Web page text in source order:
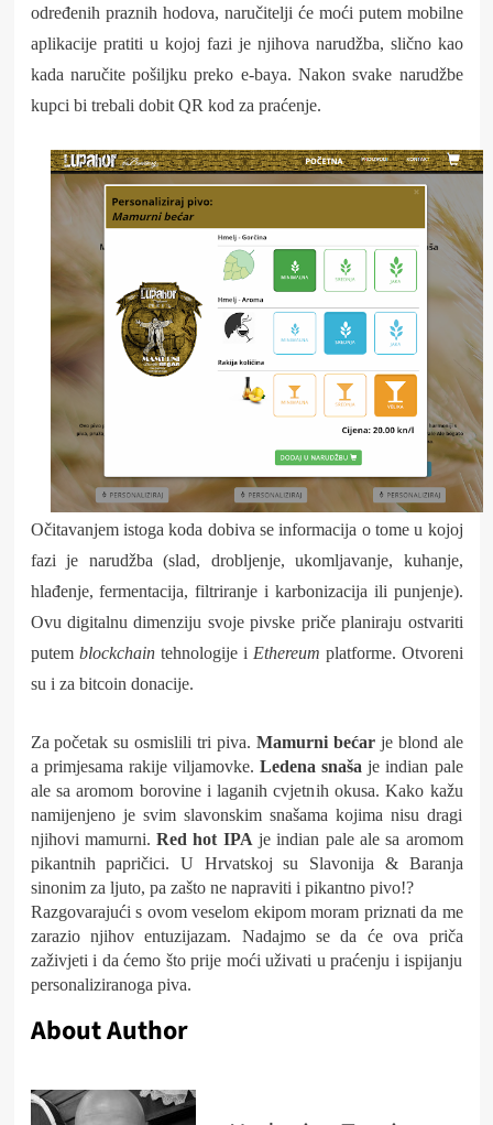
određenih praznih hodova, naručitelji će moći putem mobilne
aplikacije pratiti u kojoj fazi je njihova narudžba, slično kao
kada naručite pošiljku preko e-baya. Nakon svake narudžbe
kupci bi trebali dobit QR kod za praćenje.
Očitavanjem istoga koda dobiva se informacija o tome u kojoj
fazi je narudžba (slad, drobljenje, ukomljavanje, kuhanje,
hlađenje, fermentacija, filtriranje i karbonizacija ili punjenje).
Ovu digitalnu dimenziju svoje pivske priče planiraju ostvariti
putem blockchaintehnologije i Ethereum platforme. Otvoreni
su i za bitcoin donacije.
Za početak su osmislili tri piva. Mamurni bećarje blond ale
a primjesama rakije viljamovke. Ledena snaša je indian pale
ale sa aromom borovine i laganih cvjetnih okusa. Kako kažu
namijenjeno je svim slavonskim snašama kojima nisu dragi
njihovi mamurni.Red hot IPA je indian pale ale sa aromom
pikantnih papričici. U Hrvatskoj su Slavonija & Baranja
sinonim za ljuto, pa zašto ne napraviti i pikantno pivo!?
Razgovarajući s ovom veselom ekipom moram priznati da me
zarazio njihov entuzijazam. Nadajmo se da će ova priča
zaživjeti i da ćemo što prije moći uživati u praćenju i ispijanju
personaliziranoga piva.
About Author